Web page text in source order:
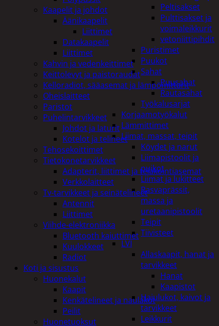
Peltisakset
Pulttisakset ja
voimaleikkurit
vetoniittipihdit
Puristimet
Puukot
Sahat
Puusahat
Rautasahat
Työkalusarjat
Korjaamotyökalut
Lämmittimet
Liimat, massat, teipit
Köydet ja narut
Liimapistoolit ja
puikot
Liimat ja lukitteet
Rasvaprässit,
massa ja
uretaanipistoolit
Teipit
Tiivisteet
LVI
Allaskaapit, hanat ja
tarvikkeet
Hanat
Kaapistot
Hajulukot, kaivot ja
tarvikkeet
Leikkurit
Kaapelit ja johdot
Äänikaapelit
Liittimet
Datakaapelit
Liittimet
Kahvin ja vedenkeittimet
Keittolevyt ja paistoraudat
Kelloradiot, sääasemat ja lämpömittarit
Oheislaitteet
Paristot
Puhelintarvikkeet
Johdot ja laturit
Kotelot ja telineet
Tehosekoittimet
Tietokonetarvikkeet
Adapterit, liittimet ja telakointiasemat
Verkkolaitteet
Tv-tarvikkeet ja seinätelineet
Antennit
Liittimet
Viihde-elektroniikka
Bluetooth kaiuttimet
Kuulokkeet
Radiot
Koti ja sisustus
Huonekalut
Kaapit
Kenkätelineet ja naulakot
Peilit
Huonetuoksut